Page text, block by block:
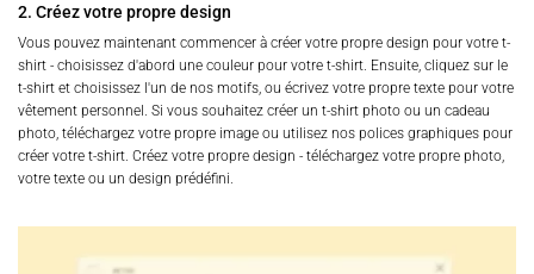
2. Créez votre propre design
Vous pouvez maintenant commencer à créer votre propre design pour votre t-
shirt - choisissez d'abord une couleur pour votre t-shirt. Ensuite, cliquez sur le
t-shirt et choisissez l'un de nos motifs, ou écrivez votre propre texte pour votre
vêtement personnel. Si vous souhaitez créer un t-shirt photo ou un cadeau
photo, téléchargez votre propre image ou utilisez nos polices graphiques pour
créer votre t-shirt. Créez votre propre design - téléchargez votre propre photo,
votre texte ou un design prédéfini.